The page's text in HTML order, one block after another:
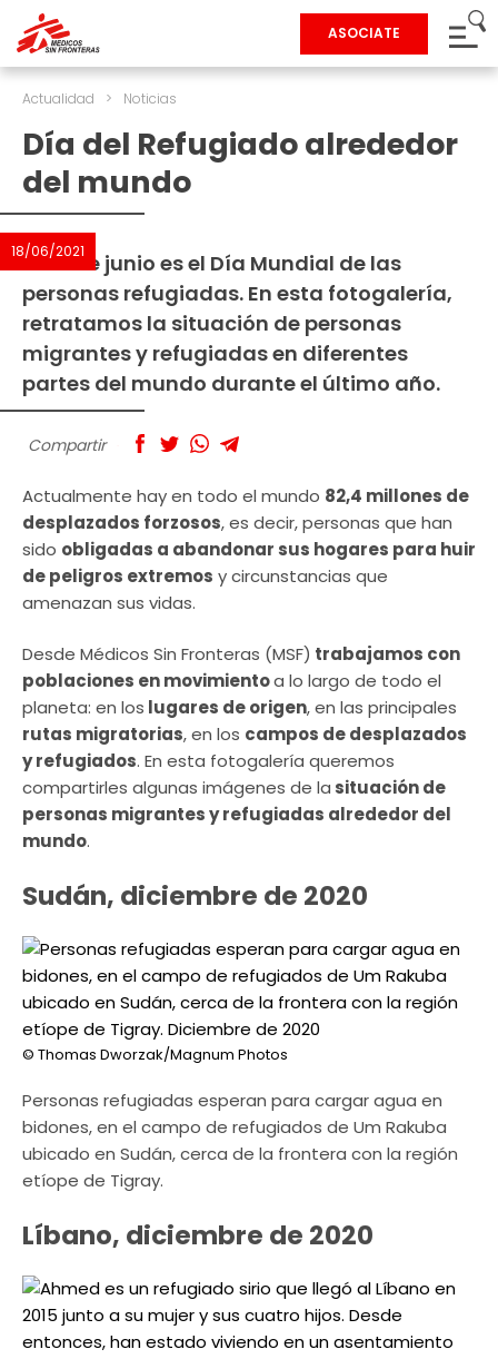
ASOCIATE
Actualidad > Noticias
Día del Refugiado alrededor
del mundo
18/06/2021
El 20 de junio es el Día Mundial de las
personas refugiadas. En esta fotogalería,
retratamos la situación de personas
migrantes y refugiadas en diferentes
partes del mundo durante el último año.
Compartir
Actualmente hay en todo el mundo 82,4 millones de
desplazados forzosos, es decir, personas que han
sido obligadas a abandonar sus hogares para huir
de peligros extremos y circunstancias que
amenazan sus vidas.
Desde Médicos Sin Fronteras (MSF) trabajamos con
poblaciones en movimientoa lo largo de todo el
planeta: en los lugares de origen, en las principales
rutas migratorias, en los campos de desplazados
y refugiados. En esta fotogalería queremos
compartirles algunas imágenes de la situación de
personas migrantes y refugiadas alrededor del
mundo.
Sudán, diciembre de 2020
© Thomas Dworzak/Magnum Photos
Personas refugiadas esperan para cargar agua en
bidones, en el campo de refugiados de Um Rakuba
ubicado en Sudán, cerca de la frontera con la región
etíope de Tigray.
Líbano, diciembre de 2020